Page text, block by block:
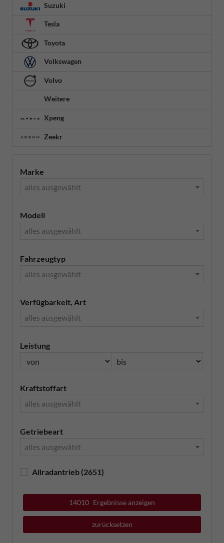
Suzuki
Tesla
Toyota
Volkswagen
Volvo
Weitere
Xpeng
Zeekr
Marke
alles ausgewählt
Modell
alles ausgewählt
Fahrzeugtyp
alles ausgewählt
Verfügbarkeit, Art
alles ausgewählt
Leistung
Kraftstoffart
alles ausgewählt
Getriebeart
alles ausgewählt
Allradantrieb (2651)
14010 Ergebnisse anzeigen
zurücksetzen